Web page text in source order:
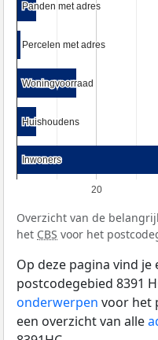
20
Panden met adres
Panden met adres
Percelen met adres
Percelen met adres
Woningvoorraad
Woningvoorraad
Huishoudens
Huishoudens
Inwoners
Inwoners
Overzicht van de
het CBS voor het
Op deze pagina vind je
postcodegebied 8391
onderwerpen voor het
een overzicht van alle